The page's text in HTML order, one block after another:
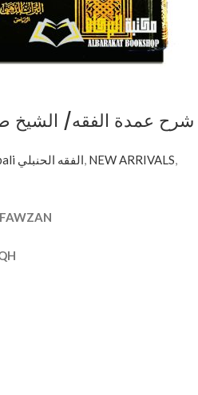
Fiqh Hanbali الفقه الحنبلي, NEW ARRIVALS,